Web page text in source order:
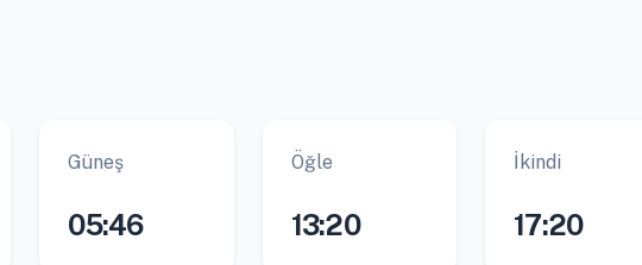
Güneş
05:46
Öğle
13:20
İkindi
17:20